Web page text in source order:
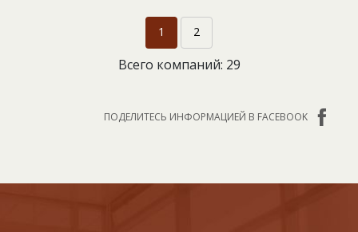
1 2
Всего компаний: 29
ПОДЕЛИТЕСЬ ИНФОРМАЦИЕЙ В FACEBOOK